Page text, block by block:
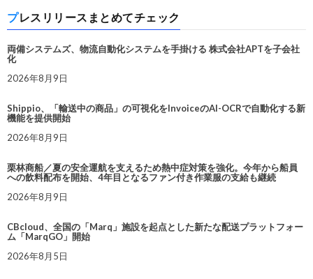
プレスリリースまとめてチェック
両備システムズ、物流自動化システムを手掛ける 株式会社APTを子会社
化
2026年8月9日
Shippio、「輸送中の商品」の可視化をInvoiceのAI-OCRで自動化する新
機能を提供開始
2026年8月9日
栗林商船／夏の安全運航を支えるため熱中症対策を強化。今年から船員
への飲料配布を開始、4年目となるファン付き作業服の支給も継続
2026年8月9日
CBcloud、全国の「Marq」施設を起点とした新たな配送プラットフォー
ム「MarqGO」開始
2026年8月5日